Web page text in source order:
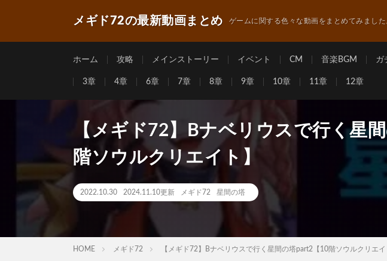
メギド72の最新動画まとめ ゲームに関する色々な動画をまとめてみました
ホーム 攻略 メインストーリー イベント CM 音楽BGM ガ
3章 4章 6章 7章 8章 9章 10章 11章 12章
【メギド72】Bナベリウスで行く星
階ソウルクリエイト】
2022.10.30 2024.11.10更新 メギド72 星間の塔
HOME メギド72 【メギド72】Bナベリウスで行く星間の塔part2【10階ソウルクリエイ